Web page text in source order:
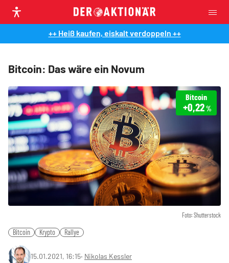
++ Heiß kaufen, eiskalt verdoppeln ++
Bitcoin: Das wäre ein Novum
Foto: Shutterstock
Bitcoin
+0,22%
Bitcoin Krypto Rallye
15.01.2021, 16:15‧ Nikolas Kessler